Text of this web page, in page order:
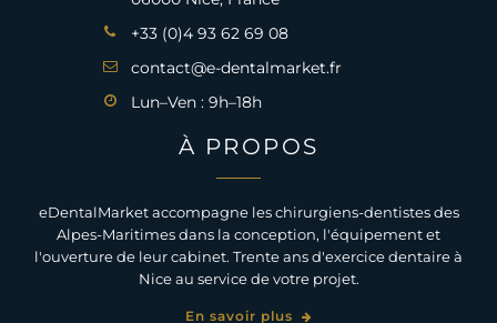
+33 (0)4 93 62 69 08
contact@e-dentalmarket.fr
Lun–Ven : 9h–18h
À PROPOS
eDentalMarket accompagne les chirurgiens-dentistes des
Alpes-Maritimes dans la conception, l'équipement et
l'ouverture de leur cabinet. Trente ans d'exercice dentaire à
Nice au service de votre projet.
En savoir plus